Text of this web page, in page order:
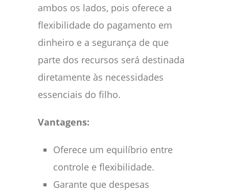
ambos os lados, pois oferece a
flexibilidade do pagamento em
dinheiro e a segurança de que
parte dos recursos será destinada
diretamente às necessidades
essenciais do filho.
Vantagens:
Oferece um equilíbrio entre
controle e flexibilidade.
Garante que despesas